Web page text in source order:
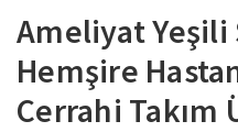
Ameliyat Yeşili
Hemşire
Cerrahi Takım